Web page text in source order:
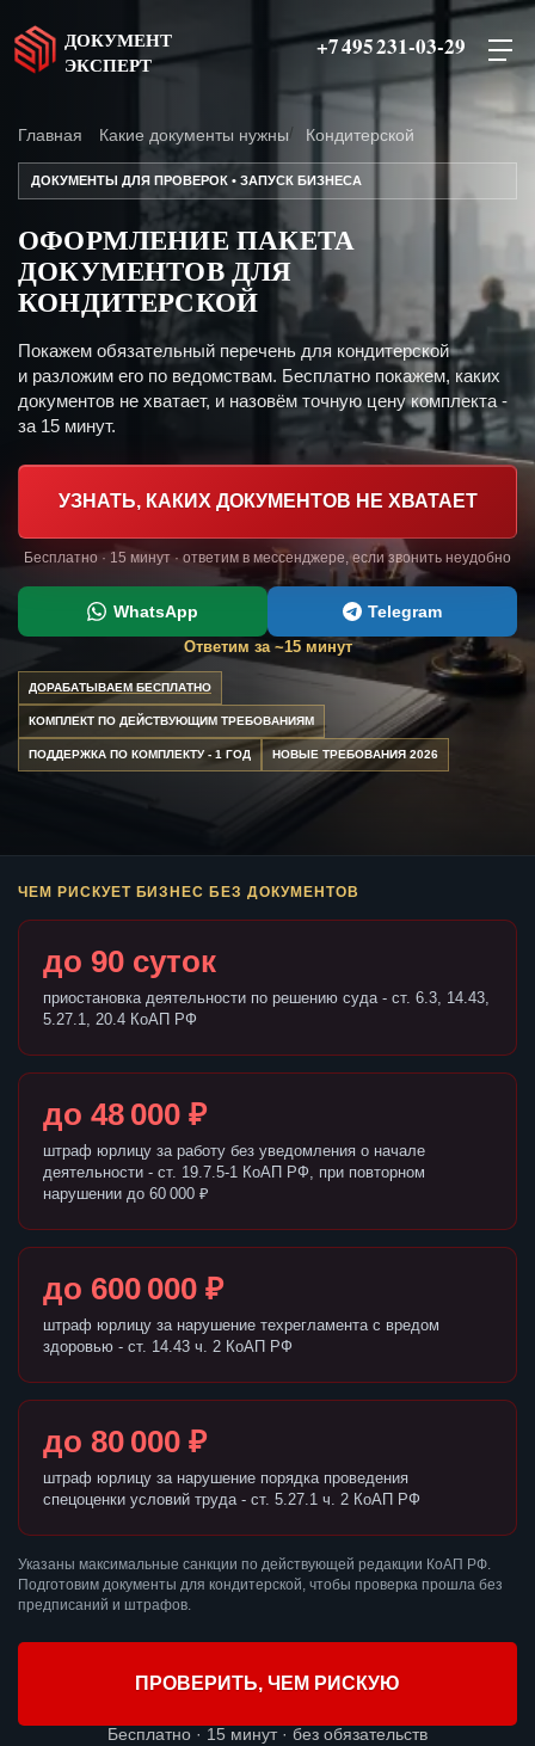
ДОКУМЕНТ
ЭКСПЕРТ
+7 495 231-03-29
Главная Какие документы нужны Кондитерской
ДОКУМЕНТЫ ДЛЯ ПРОВЕРОК • ЗАПУСК БИЗНЕСА
ОФОРМЛЕНИЕ ПАКЕТА
ДОКУМЕНТОВ ДЛЯ
КОНДИТЕРСКОЙ
Покажем обязательный перечень для кондитерской
и разложим его по ведомствам. Бесплатно покажем, каких
документов не хватает, и назовём точную цену комплекта -
за 15 минут.
УЗНАТЬ, КАКИХ ДОКУМЕНТОВ НЕ ХВАТАЕТ
Бесплатно · 15 минут · ответим в мессенджере, если звонить неудобно
WhatsApp Telegram
Ответим за ~15 минут
ДОРАБАТЫВАЕМ БЕСПЛАТНО
КОМПЛЕКТ ПО ДЕЙСТВУЮЩИМ ТРЕБОВАНИЯМ
ПОДДЕРЖКА ПО КОМПЛЕКТУ - 1 ГОД НОВЫЕ ТРЕБОВАНИЯ 2026
ЧЕМ РИСКУЕТ БИЗНЕС БЕЗ ДОКУМЕНТОВ
до 90 суток
приостановка деятельности по решению суда - ст. 6.3, 14.43,
5.27.1, 20.4 КоАП РФ
до 48 000 ₽
штраф юрлицу за работу без уведомления о начале
деятельности - ст. 19.7.5-1 КоАП РФ, при повторном
нарушении до 60 000 ₽
до 600 000 ₽
штраф юрлицу за нарушение техрегламента с вредом
здоровью - ст. 14.43 ч. 2 КоАП РФ
до 80 000 ₽
штраф юрлицу за нарушение порядка проведения
спецоценки условий труда - ст. 5.27.1 ч. 2 КоАП РФ
Указаны максимальные санкции по действующей редакции КоАП РФ.
Подготовим документы для кондитерской, чтобы проверка прошла без
предписаний и штрафов.
ПРОВЕРИТЬ, ЧЕМ РИСКУЮ
Бесплатно · 15 минут · без обязательств